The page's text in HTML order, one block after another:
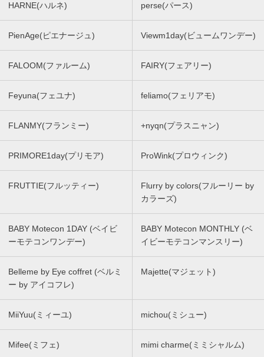
HARNE(ハルネ) perse(パース)
PienAge(ピエナージュ) Viewm1day(ビュームワンデー)
FALOOM(ファルーム) FAIRY(フェアリー)
Feyuna(フェユナ) feliamo(フェリアモ)
FLANMY(フランミー) +nyqn(プラスニャン)
PRIMORE1day(プリモア) ProWink(プロウィンク)
FRUTTIE(フルッティー)
Flurry by colors(フルーリー by
カラーズ)
BABY Motecon 1DAY (ベイビ
ーモテコンワンデー)
BABY Motecon MONTHLY (ベ
イビーモテコンマンスリー)
Belleme by Eye coffret (ベルミ
ー by アイコフレ)
Majette(マジェット)
MiiYuu(ミィーユ) michou(ミシュー)
Mifee(ミフェ) mimi charme(ミミシャルム)